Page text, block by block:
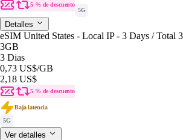
5 % de descuento
5G
Detalles
eSIM United States - Local IP - 3 Days / Total
3GB
3 Dias
0,73 US$/GB
2,18 US$
5 % de descuento
Baja latencia
5G
Ver detalles